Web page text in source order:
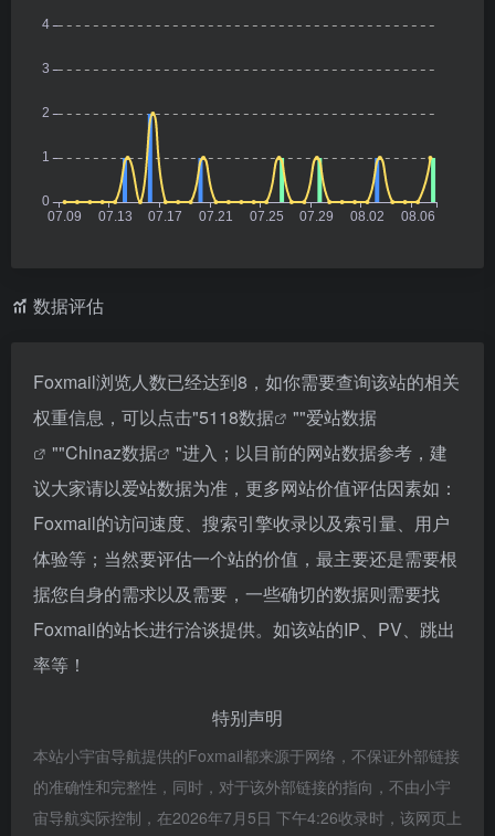
数据评估
Foxmail浏览人数已经达到8，如你需要查询该站的相关
权重信息，可以点击"5118数据 ""爱站数据
""Chinaz数据
"进入；以目前的网站数据参考，建
议大家请以爱站数据为准，更多网站价值评估因素如：
Foxmail的访问速度、搜索引擎收录以及索引量、用户
体验等；当然要评估一个站的价值，最主要还是需要根
据您自身的需求以及需要，一些确切的数据则需要找
Foxmail的站长进行洽谈提供。如该站的IP、PV、跳出
率等！
特别声明
本站小宇宙导航提供的Foxmail都来源于网络，不保证外部链接
的准确性和完整性，同时，对于该外部链接的指向，不由小宇
宙导航实际控制，在2026年7月5日 下午4:26收录时，该网页上